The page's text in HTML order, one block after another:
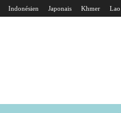
Indonésien Japonais Khmer Lao